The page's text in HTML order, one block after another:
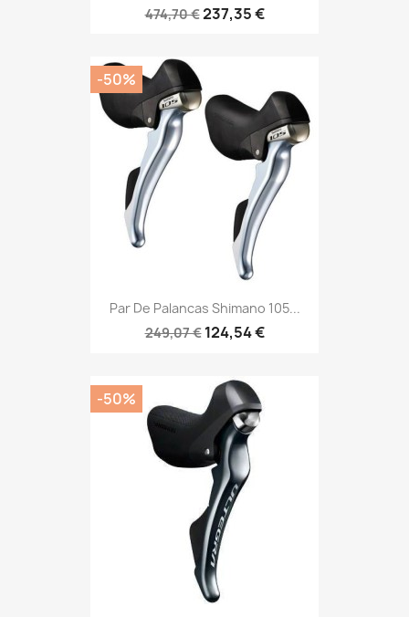
474,70 €237,35 €
Par De Palancas Shimano 105...
249,07 € 124,54 €
-50%
-50%